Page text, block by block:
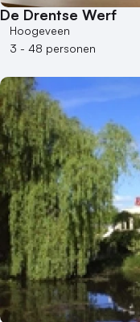
De Drentse Werf
Hoogeveen
3 - 48 personen